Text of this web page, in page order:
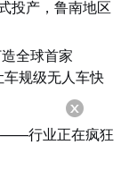
投产，鲁南地区
全球首家
规级无人车快
——行业正在疯狂